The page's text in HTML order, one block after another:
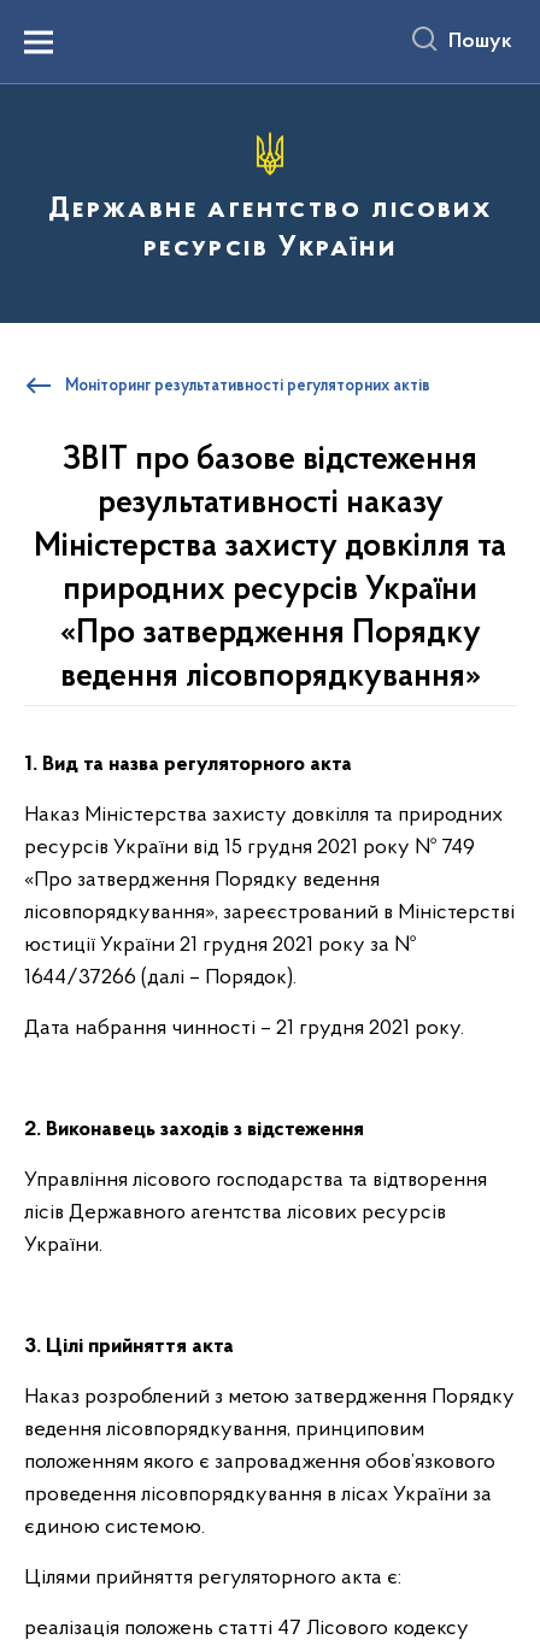
вмістуMenu Пошук
Державне агентство лісових
ресурсів України
Моніторинг результативності регуляторних актів
ЗВІТ про базове відстеження
результативності наказу
Міністерства захисту довкілля та
природних ресурсів України
«Про затвердження Порядку
ведення лісовпорядкування»
1. Вид та назва регуляторного акта
Наказ Міністерства захисту довкілля та природних
ресурсів України від 15 грудня 2021 року № 749
«Про затвердження Порядку ведення
лісовпорядкування», зареєстрований в Міністерстві
юстиції України 21 грудня 2021 року за №
1644/37266 (далі – Порядок).
Дата набрання чинності – 21 грудня 2021 року.
2. Виконавець заходів з відстеження
Управління лісового господарства та відтворення
лісів Державного агентства лісових ресурсів
України.
3. Цілі прийняття акта
Наказ розроблений з метою затвердження Порядку
ведення лісовпорядкування, принциповим
положенням якого є запровадження обов’язкового
проведення лісовпорядкування в лісах України за
єдиною системою.
Цілями прийняття регуляторного акта є:
реалізація положень статті 47 Лісового кодексу